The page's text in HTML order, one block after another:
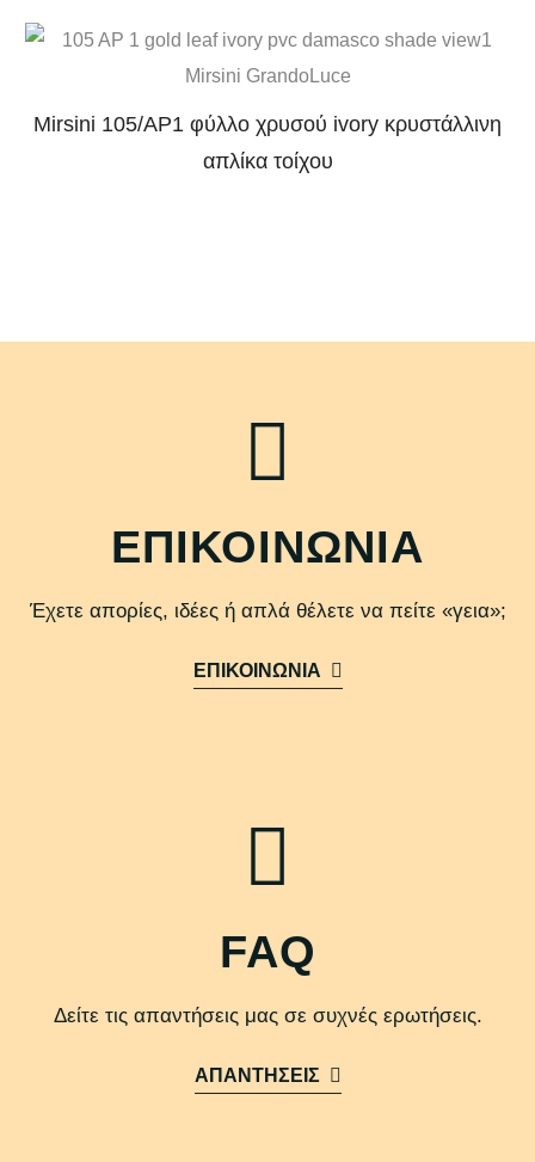
Mirsini 105/AP1 φύλλο χρυσού ivory κρυστάλλινη
απλίκα τοίχου
ΕΠΙΚΟΙΝΩΝΙΑ
Έχετε απορίες, ιδέες ή απλά θέλετε να πείτε «γεια»;
ΕΠΙΚΟΙΝΩΝΙΑ
FAQ
Δείτε τις απαντήσεις μας σε συχνές ερωτήσεις.
ΑΠΑΝΤΗΣΕΙΣ